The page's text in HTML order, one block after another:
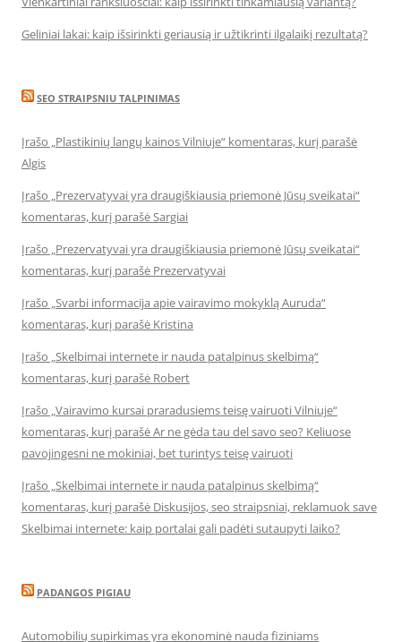
Geliniai lakai: kaip išsirinkti geriausią ir užtikrinti ilgalaikį rezultatą?
SEO STRAIPSNIU TALPINIMAS
Įrašo „Plastikinių langų kainos Vilniuje“ komentaras, kurį parašė
Algis
Įrašo „Prezervatyvai yra draugiškiausia priemonė Jūsų sveikatai“
komentaras, kurį parašė Sargiai
Įrašo „Prezervatyvai yra draugiškiausia priemonė Jūsų sveikatai“
komentaras, kurį parašė Prezervatyvai
Įrašo „Svarbi informacija apie vairavimo mokyklą Auruda“
komentaras, kurį parašė Kristina
Įrašo „Skelbimai internete ir nauda patalpinus skelbimą“
komentaras, kurį parašė Robert
Įrašo „Vairavimo kursai praradusiems teisę vairuoti Vilniuje“
komentaras, kurį parašė Ar ne gėda tau del savo seo? Keliuose
pavojingesni ne mokiniai, bet turintys teisę vairuoti
Įrašo „Skelbimai internete ir nauda patalpinus skelbimą“
komentaras, kurį parašė Diskusijos, seo straipsniai, reklamuok save
Skelbimai internete: kaip portalai gali padėti sutaupyti laiko?
PADANGOS PIGIAU
Automobilių supirkimas yra ekonominė nauda fiziniams